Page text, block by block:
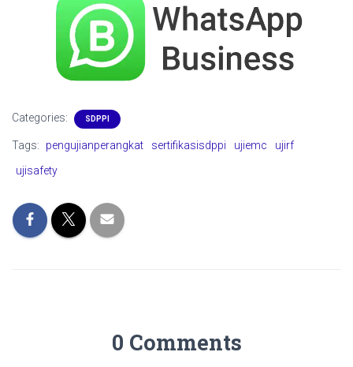
Categories: SDPPI
Tags: pengujianperangkat sertifikasisdppi ujiemc
ujirf
ujisafety
0 Comments